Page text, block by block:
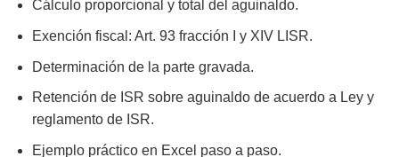
Cálculo proporcional y total del aguinaldo.
Exención fiscal: Art. 93 fracción I y XIV LISR.
Determinación de la parte gravada.
Retención de ISR sobre aguinaldo de acuerdo a Ley y
reglamento de ISR.
Ejemplo práctico en Excel paso a paso.